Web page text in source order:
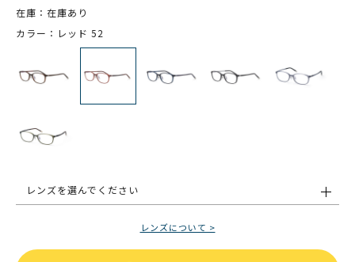
在庫：在庫あり
カラー：レッド 52
レンズを選んでください
レンズについて >